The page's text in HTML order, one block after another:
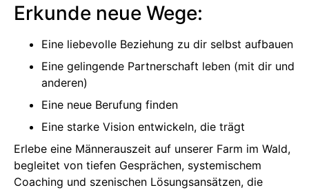
Erkunde neue Wege:
Eine liebevolle Beziehung zu dir selbst aufbauen
Eine gelingende Partnerschaft leben (mit dir und
anderen)
Eine neue Berufung finden
Eine starke Vision entwickeln, die trägt
Erlebe eine Männerauszeit auf unserer Farm im Wald,
begleitet von tiefen Gesprächen, systemischem
Coaching und szenischen Lösungsansätzen, die